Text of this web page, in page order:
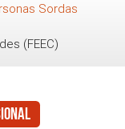
Sordas
(FEEC)